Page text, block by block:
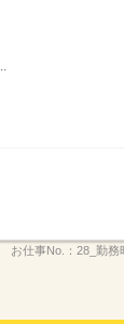
お仕事No.： 28_勤務